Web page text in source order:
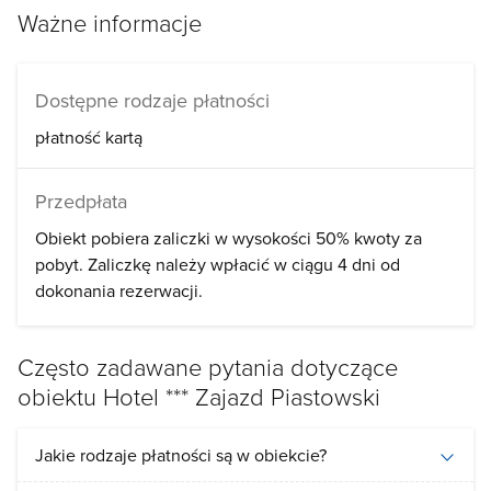
Oferujemy takze:
konferencyjnymi “A” i “B” - na zamówienie
obsługę techniczną konferencji
materiały i urządzenia biurowe [fax,
kserokopiarka, drukarka] – udostępniane za
zakwaterowanie na terenie Kazimierz Dolnego
oraz przewóz dla Gości, którzy z uwagi na dużą
ilość uczestników, nie będą mogli nocować w
transport ludzi na terenie kraju [dworzec PKP, PKS,
Ważne informacje
Dostępne rodzaje płatności
płatność kartą
Przedpłata
Obiekt pobiera zaliczki w wysokości 50% kwoty za
pobyt. Zaliczkę należy wpłacić w ciągu 4 dni od
dokonania rezerwacji.
Często zadawane pytania dotyczące
obiektu Hotel *** Zajazd Piastowski
Jakie rodzaje płatności są w obiekcie?